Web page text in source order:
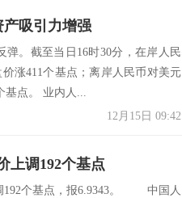
吸引力增强
弹。截至当日16时30分，在岸人民
涨411个基点；离岸人民币对美元
基点。 业内人...
12月15日 09:42
上调192个基点
192个基点，报6.9343。 中国人